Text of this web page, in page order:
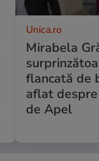
Unica.ro
Mirabela
flancată de
aflat
de Apel